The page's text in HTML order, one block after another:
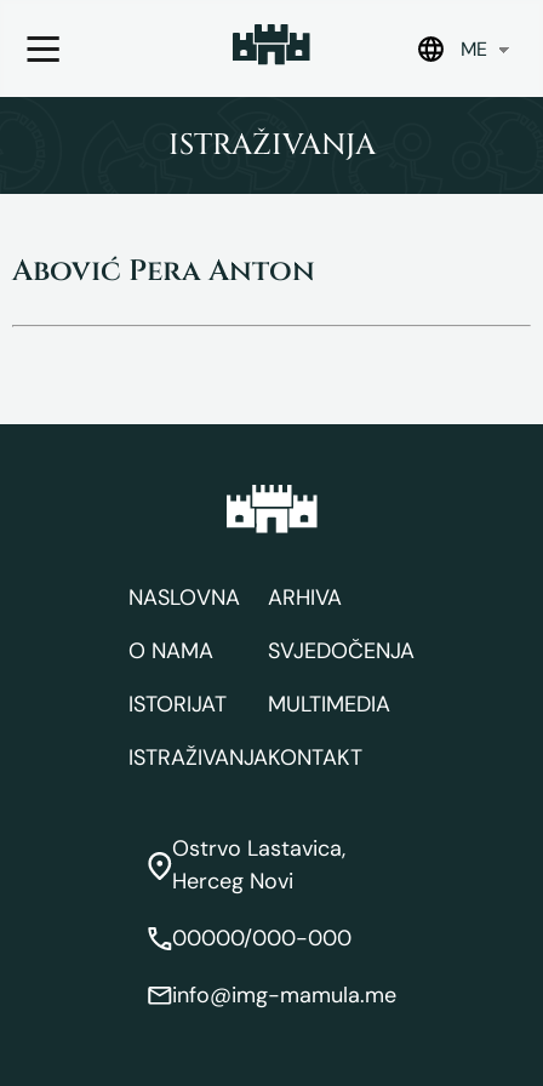
ME
ISTRAŽIVANJA
Abović Pera Anton
NASLOVNA
O NAMA
ISTORIJAT
ISTRAŽIVANJA
ARHIVA
SVJEDOČENJA
MULTIMEDIA
KONTAKT
Ostrvo Lastavica,
Herceg Novi
00000/000-000
info@img-mamula.me